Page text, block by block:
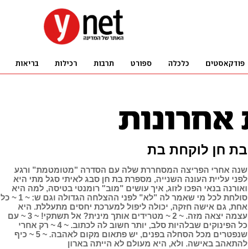
בת חן לוקחת בת
שנה אחרי הפריצה המסחררת שלה עם הסדרה "מטומטמת" ורגע
לפני עליית העונה השנייה, מספרת בת חן סבג לאיתי סגל מתי היא
ואורנה בנאי הפכו לזוג, איך עושים "מוב" רומנטי בטיסה, למה היא
סולחת לכל מי שאמר לה "לא" לפני ההצלחה הגדולה וגם ש: ~ 1 ~ כל
אחת, גם אישה חזקה, יכולה ליפול למערכת יחסים מתעללת. היא
עצמה יצאה מזה. ~ 2 ~ מטרידים אותך מינית? אל תשתקי! ~ 3 ~ עם
כל הפינוקים שבלהיות סלב, יותר חשוב לה לכתוב. ~ 4 ~ רק אחרי
שנפטרים מכל הסחלה בפנים, יש פתאום מקום לאהבה. ~ 5 ~ כיף
להתאהב באישה. ולא, היא מעולם לא הייתה בארון